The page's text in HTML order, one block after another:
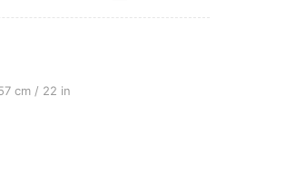
92 cm / 36 in, Color: Azul, Talla: 5XL
cm / 22 in